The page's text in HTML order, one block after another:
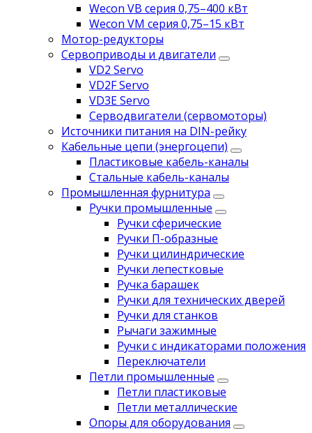
Wecon VB серия 0,75–400 кВт
Wecon VM серия 0,75–15 кВт
Мотор-редукторы
Сервоприводы и двигатели
VD2 Servo
VD2F Servo
VD3E Servo
Серводвигатели (сервомоторы)
Источники питания на DIN-рейку
Кабельные цепи (энергоцепи)
Пластиковые кабель-каналы
Стальные кабель-каналы
Промышленная фурнитура
Ручки промышленные
Ручки сферические
Ручки П-образные
Ручки цилиндрические
Ручки лепестковые
Ручка барашек
Ручки для технических дверей
Ручки для станков
Рычаги зажимные
Ручки с индикаторами положения
Переключатели
Петли промышленные
Петли пластиковые
Петли металлические
Опоры для оборудования